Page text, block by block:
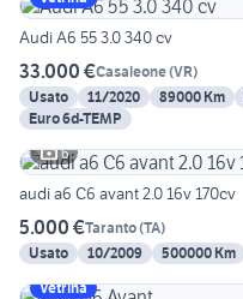
Audi A6 55 3.0 340 cv
33.000 €Casaleone(VR)
Usato
11/2020 89000 Km
Euro 6d-TEMP
6
audi a6 C6 avant 2.0 16v 170cv
5.000 €Taranto(TA)
Usato
10/2009 500000 Km
Vetrina